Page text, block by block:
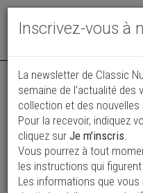
Vos
plus de 4
Inscrivez-vous à
La newsletter de Classic
semaine de l’actualité des
collection et des nouvelles
Pour la recevoir, indiquez
cliquez sur Je m'inscris.
Vous pourrez à tout
les instructions qui
Les informations que